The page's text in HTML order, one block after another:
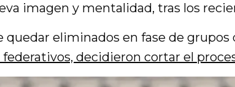
imagen y mentalidad, tras los
quedar eliminados en fase de grupos
federativos, decidieron cortar el